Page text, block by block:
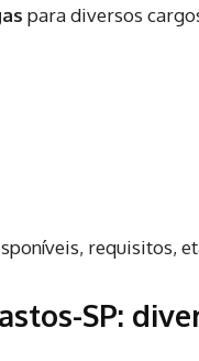
para diversos
requisitos,
SP: